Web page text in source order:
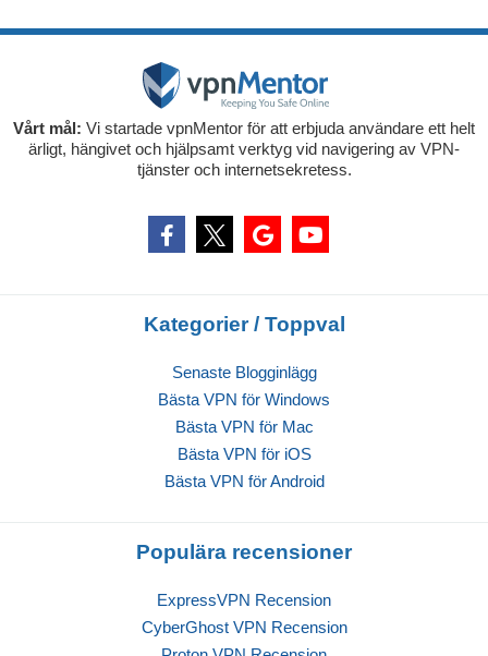
Vårt mål: Vi startade vpnMentor för att erbjuda användare ett helt
ärligt, hängivet och hjälpsamt verktyg vid navigering av VPN-
tjänster och internetsekretess.
Kategorier / Toppval
Senaste Blogginlägg
Bästa VPN för Windows
Bästa VPN för Mac
Bästa VPN för iOS
Bästa VPN för Android
Populära recensioner
ExpressVPN Recension
CyberGhost VPN Recension